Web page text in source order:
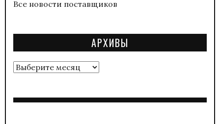
Все новости поставщиков
АРХИВЫ
Архивы